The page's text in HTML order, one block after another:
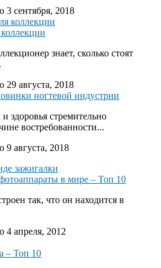
3 сентября, 2018
знает, сколько стоят
29 августа, 2018
ногтевой индустрии
здоровья стремительно
востребованности...
9 августа, 2018
в мире – Топ 10
так, что он находится в
4 апреля, 2012
– Топ 10